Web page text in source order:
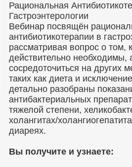
Рациональная
Гастроэнтерологии
Вебинар посвящён
антибиотикотерапии в
рассматривая вопрос о том,
действительно необходимы,
сосредоточиться на других
таких как диета и
детально разобраны
антибактериальных
тяжелой степени,
холангитах/
диареях.
Вы получите и узнаете: